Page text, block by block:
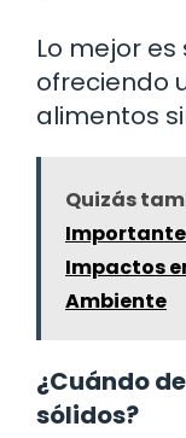
Lo mejor
ofreciendo
alimentos
Quizás
Importante
Impactos
Ambiente
¿Cuándo
sólidos?